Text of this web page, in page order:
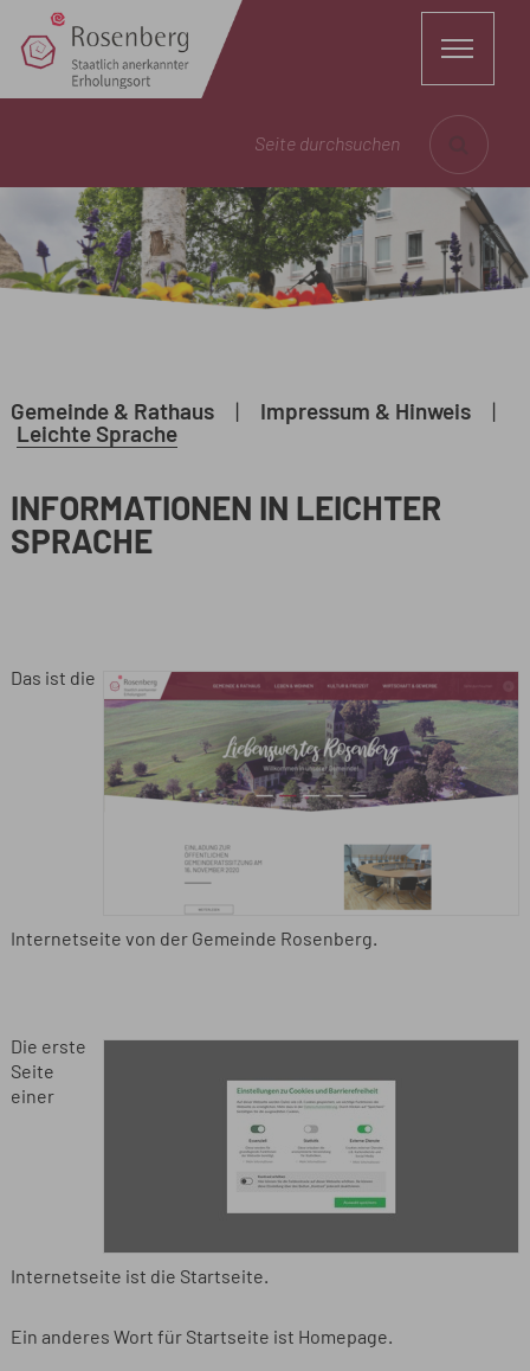
Seite durchsuchen
Gemeinde & Rathaus Impressum & Hinweis
Leichte Sprache
INFORMATIONEN IN LEICHTER
SPRACHE
Das ist die
Internetseite von der Gemeinde Rosenberg.
Die erste
Seite
einer
Internetseite ist die Startseite.
Ein anderes Wort für Startseite ist Homepage.